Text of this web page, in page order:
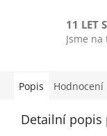
11 LET
Jsme
Popis Hodnocení
Detailní popis